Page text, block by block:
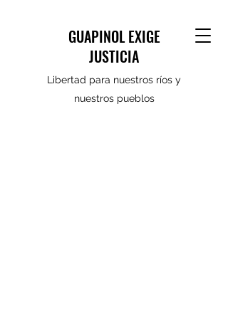
GUAPINOL EXIGE
JUSTICIA
Libertad para nuestros ríos y
nuestros pueblos